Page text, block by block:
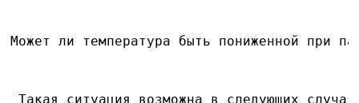
Может ли температура быть пониженной при
Такая ситуация возможна в следующих